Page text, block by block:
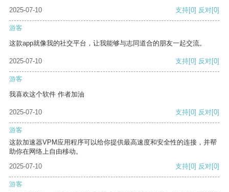
2025-07-10 支持[0] 反对[0]
游客
这款app就像我的社交平台，让我能够与志同道合的朋友一起交流。
2025-07-10 支持[0] 反对[0]
游客
我喜欢这个软件 作者加油
2025-07-10 支持[0] 反对[0]
游客
这款加速器VPM应用程序可以给你提供最高速度和安全性的连接，并帮
助你在网络上自由移动。
2025-07-10
支持[0] 反对[0]
游客